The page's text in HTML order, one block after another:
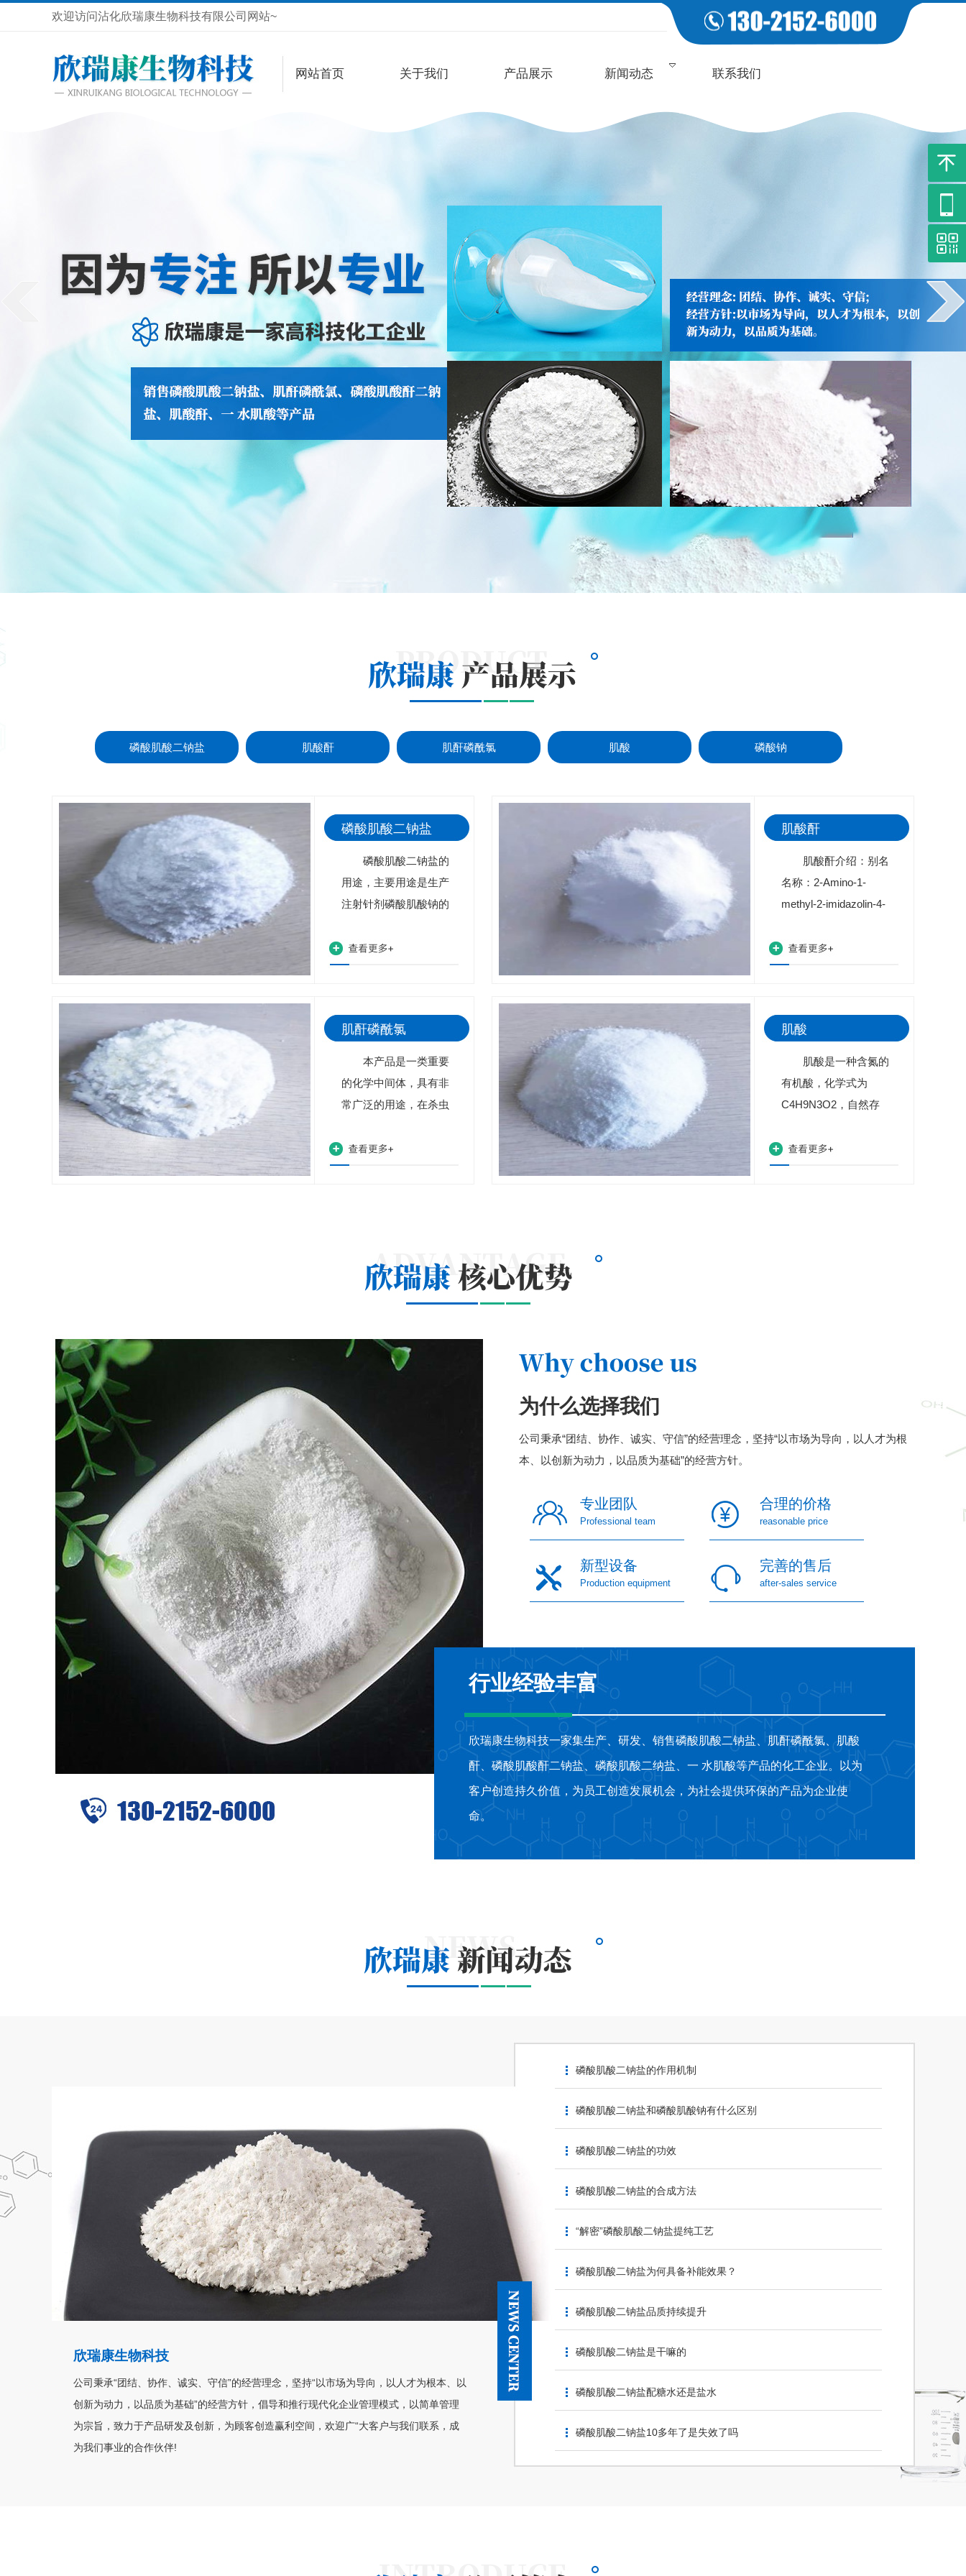
欢迎访问沾化欣瑞康生物科技有限公司网站~
网站首页 关于我们 产品展示 新闻动态 联系我们
磷酸肌酸二钠盐 肌酸酐 肌酐磷酰氯 肌酸 磷酸钠
磷酸肌酸二钠盐
磷酸肌酸二钠盐的
用途，主要用途是生产
注射针剂磷酸肌酸钠的
肌酸酐
肌酸酐介绍：别名
名称：2-Amino-1-
methyl-2-imidazolin-4-
methylimidazolidin-4-
one 2-Imino-N-
中的肌酸酐。本品应密
封于干燥处保存。
合成方法...
肌酐磷酰氯
本产品是一类重要
的化学中间体，具有非
常广泛的用途，在杀虫
中均有用到，同时能合
成各种生物活性化合
不同组织中表现一定的
磷酸酯类化合物，并且
具有非线...
肌酸
肌酸是一种含氮的
有机酸，化学式为
C4H9N3O2，自然存
够辅助为肌肉和神经细
胞提供能量。米歇尔·
为什么选择我们
公司秉承“团结、协作、诚实、守信”的经营理念，坚持“以市场为导向，以人才为根
本、以创新为动力，以品质为基础”的经营方针。
专业团队
Professional team
合理的价格
reasonable price
新型设备
Production equipment
完善的售后
after-sales service
行业经验丰富
欣瑞康生物科技一家集生产、研发、销售磷酸肌酸二钠盐、肌酐磷酰氯、肌酸
酐、磷酸肌酸酐二钠盐、磷酸肌酸二纳盐、一 水肌酸等产品的化工企业。以为
客户创造持久价值，为员工创造发展机会，为社会提供环保的产品为企业使
命。
欣瑞康生物科技
公司秉承“团结、协作、诚实、守信”的经营理念，坚持“以市场为导向，以人才为根本、以
创新为动力，以品质为基础”的经营方针，倡导和推行现代化企业管理模式，以简单管理
为宗旨，致力于产品研发及创新，为顾客创造赢利空间，欢迎广“大客户与我们联系，成
为我们事业的合作伙伴!
磷酸肌酸二钠盐的作用机制
磷酸肌酸二钠盐和磷酸肌酸钠有什么区别
磷酸肌酸二钠盐的功效
磷酸肌酸二钠盐的合成方法
“解密”磷酸肌酸二钠盐提纯工艺
磷酸肌酸二钠盐为何具备补能效果？
磷酸肌酸二钠盐品质持续提升
磷酸肌酸二钠盐是干嘛的
磷酸肌酸二钠盐配糖水还是盐水
磷酸肌酸二钠盐10多年了是失效了吗